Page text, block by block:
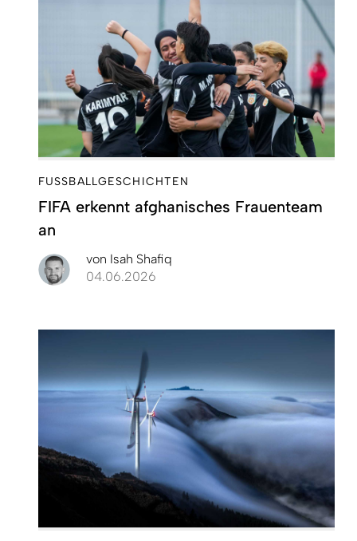
FUSSBALLGESCHICHTEN
FIFA erkennt afghanisches Frauenteam
an
von Isah Shafiq
04.06.2026